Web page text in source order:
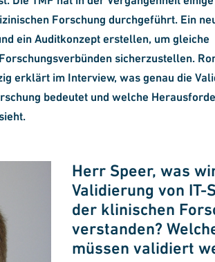
Forschung durchgeführt. Ein
ein Auditkonzept erstellen, um gleiche
sicherzustellen.
erklärt im Interview, was genau die
bedeutet und welche
Herr Speer, was
Validierung von IT-
der klinischen
verstanden?
müssen validiert